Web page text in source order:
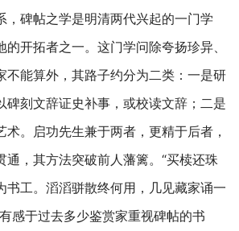
，碑帖之学是明清两代兴起的一门学
开拓者之一。这门学问除夸扬珍异、
不能算外，其路子约分为二类：一是研
碑刻文辞证史补事，或校读文辞；二是
术。启功先生兼于两者，更精于后者，
通，其方法突破前人藩篱。“买椟还珠
书工。滔滔骈散终何用，几见藏家诵一
感于过去多少鉴赏家重视碑帖的书